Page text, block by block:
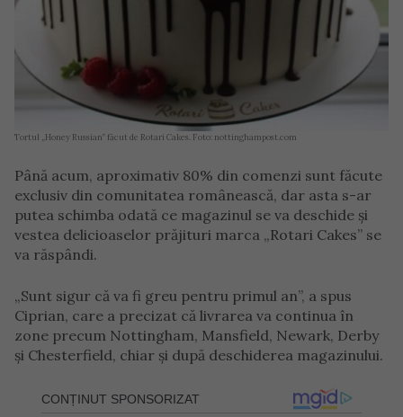
Tortul „Honey Russian” făcut de Rotari Cakes. Foto: nottinghampost.com
Până acum, aproximativ 80% din comenzi sunt făcute
exclusiv din comunitatea românească, dar asta s-ar
putea schimba odată ce magazinul se va deschide și
vestea delicioaselor prăjituri marca „Rotari Cakes” se
va răspândi.
„Sunt sigur că va fi greu pentru primul an”, a spus
Ciprian, care a precizat că livrarea va continua în
zone precum Nottingham, Mansfield, Newark, Derby
și Chesterfield, chiar și după deschiderea magazinului.